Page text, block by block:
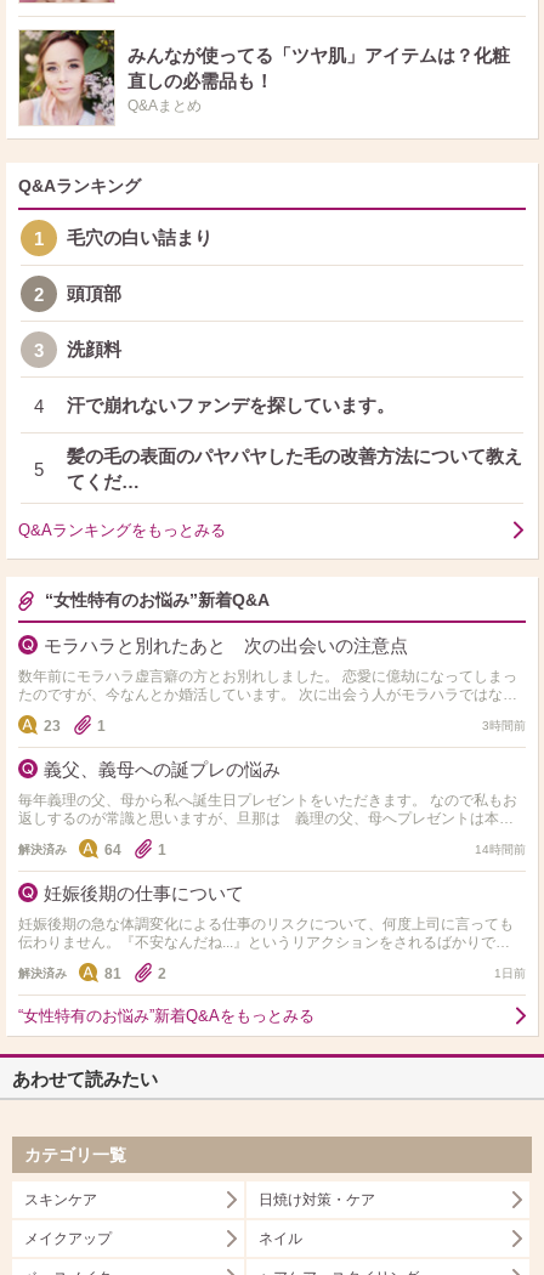
みんなが使ってる「ツヤ肌」アイテムは？化粧
直しの必需品も！
Q&Aまとめ
Q&Aランキング
1 毛穴の白い詰まり
2 頭頂部
3 洗顔料
4 汗で崩れないファンデを探しています。
5
髪の毛の表面のパヤパヤした毛の改善方法について教え
てくだ…
Q&Aランキングをもっとみる
“女性特有のお悩み”新着Q&A
モラハラと別れたあと 次の出会いの注意点
数年前にモラハラ虚言癖の方とお別れしました。 恋愛に億劫になってしまっ
たのですが、今なんとか婚活しています。 次に出会う人がモラハラではない
か不安です。 モラハラと付き合ったことがある方…
23 1 3時間前
義父、義母への誕プレの悩み
毎年義理の父、母から私へ誕生日プレゼントをいただきます。 なので私もお
返しするのが常識と思いますが、旦那は 義理の父、母へプレゼントは本当
解決済み 64 1 14時間前
妊娠後期の仕事について
妊娠後期の急な体調変化による仕事のリスクについて、何度上司に言っても
伝わりません。『不安なんだね...』というリアクションをされるばかりで
す。。。 現在は妊娠中期で、法定通り34週から産休取…
解決済み 81 2 1日前
“女性特有のお悩み”新着Q&Aをもっとみる
あわせて読みたい
カテゴリ一覧
スキンケア 日焼け対策・ケア
メイクアップ ネイル